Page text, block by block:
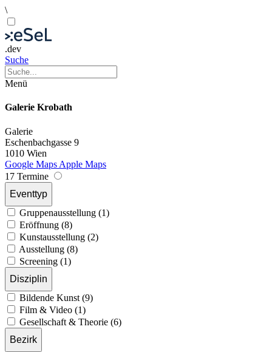
\
.dev
Suche
Menü
Galerie Krobath
Galerie
Eschenbachgasse 9
1010 Wien
Google Maps Apple Maps
17 Termine
Eventtyp
Gruppenausstellung (1)
Eröffnung (8)
Kunstausstellung (2)
Ausstellung (8)
Screening (1)
Disziplin
Bildende Kunst (9)
Film & Video (1)
Gesellschaft & Theorie (6)
Bezirk